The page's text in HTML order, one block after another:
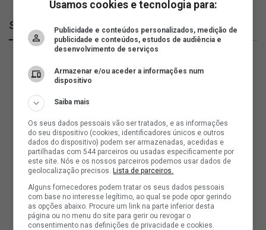
SuperVasco
Usamos cookies e tecnologia para:
Publicidade e conteúdos personalizados, medição de
publicidade e conteúdos, estudos de audiência e
desenvolvimento de serviços
Armazenar e/ou aceder a informações num
dispositivo
Saiba mais
Os seus dados pessoais vão ser tratados, e as informações
do seu dispositivo (cookies, identificadores únicos e outros
dados do dispositivo) podem ser armazenadas, acedidas e
partilhadas com 544 parceiros ou usadas especificamente por
este site. Nós e os nossos parceiros podemos usar dados de
geolocalização precisos.Lista de parceiros.
Alguns fornecedores podem tratar os seus dados pessoais
com base no interesse legítimo, ao qual se pode opor gerindo
as opções abaixo. Procure um link na parte inferior desta
página ou no menu do site para gerir ou revogar o
consentimento nas definições de privacidade e cookies.